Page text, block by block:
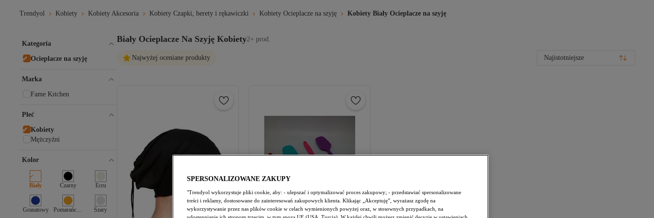
Trendyol Kobiety Kobiety Akcesoria Kobiety Czapki, berety i rękawiczki Kobiety Ocieplacze na szyję Kobiety Biały Ocieplacze na szyję
Biały Ocieplacze Na Szyję Kobiety2+ prod.
Najwyżej oceniane produkty Najistotniejsze
Kategoria
Ocieplacze na szyję
Marka
Fame Kıtchen
Płeć
Kobiety
Mężczyźni
Kolor
Biały Czarny Ecru
Granatowy Pomarańczowy Szary
SPERSONALIZOWANE ZAKUPY
"Trendyol wykorzystuje pliki cookie, aby: - ulepszać i optymalizować proces zakupowy; - przedstawiać spersonalizowane
treści i reklamy, dostosowane do zainteresowań zakupowych klienta. Klikając „Akceptuję”, wyrażasz zgodę na
wykorzystywanie przez nas plików cookie w celach wymienionych powyżej oraz, w stosownych przypadkach, na